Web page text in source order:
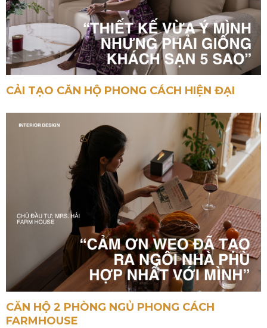
CẢI TẠO CĂN HỘ PHONG CÁCH HIỆN ĐẠI
CĂN HỘ 2 PHÒNG NGỦ PHONG CÁCH
FARMHOUSE